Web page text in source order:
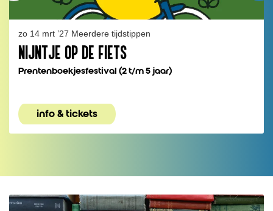
NIJNTJE OP DE FIETS
Prentenboekjesfestival (2 t/m 5 jaar)
zo 14 mrt ’27 Meerdere tijdstippen
info & tickets